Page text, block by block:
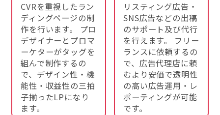
CVRを重視したラン
ディングページの制
作を行います。 プロ
デザイナーとプロマ
ーケターがタッグを
組んで制作するの
で、デザイン性・機
能性・収益性の三拍
子揃ったLPになり
ます。
リスティング広告・
SNS広告などの出稿
のサポート及び代行
を行えます。 フリー
ランスに依頼するの
で、広告代理店に頼
むより安価で透明性
の高い広告運用・レ
ポーティングが可能
です。